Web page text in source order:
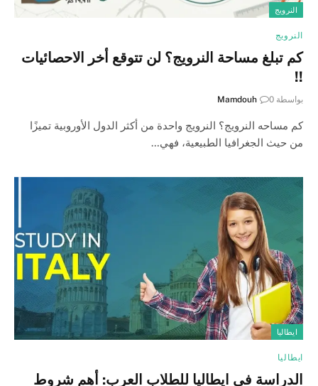
النرويج
النرويج
كم تبلغ مساحة النرويج؟ لن تتوقع أخر الاحصائيات
!!
بواسطة Mamdouh 0
كم مساحه النرويج؟ النرويج واحدة من أكثر الدول الأوروبية تميزًا
من حيث الجغرافيا الطبيعية، فهي…
ايطاليا
ايطاليا
الدراسة في ايطاليا للطلاب العرب: أهم شروط